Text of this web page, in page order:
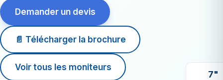
Demander un devis
📄 Télécharger la brochure
Voir tous les moniteurs
7"